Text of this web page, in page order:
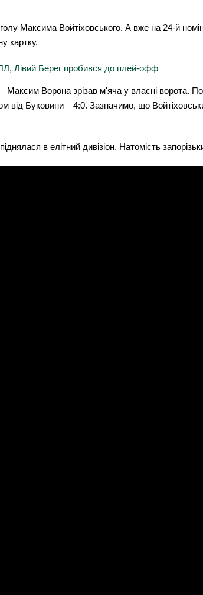
Максима Войтіховського. А вже на 24-й
картку.
Лівий Берег пробився до плей-офф
Ворона зрізав м'яча у власні ворота. По
від Буковини – 4:0. Зазначимо, що
в елітний дивізіон. Натомість